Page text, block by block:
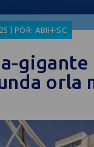
| POR: ABIH-SC
orla